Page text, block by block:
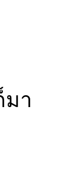
า